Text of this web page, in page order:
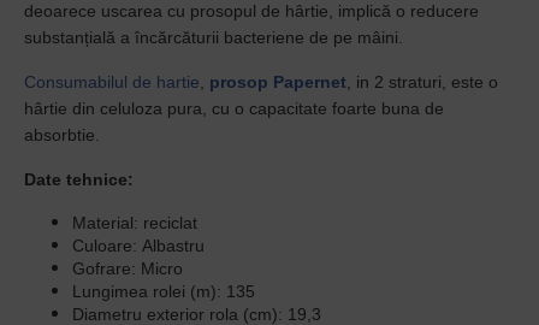
deoarece uscarea cu prosopul de hârtie, implică o reducere
substanțială a încărcăturii bacteriene de pe mâini.
Consumabilul de hartie prosop Papernet , in 2 straturi, este o
hârtie din celuloza pura, cu o capacitate foarte buna de
absorbtie.
Date tehnice:
Material: reciclat
Culoare: Albastru
Gofrare: Micro
Lungimea rolei (m): 135
Diametru exterior rola (cm): 19,3